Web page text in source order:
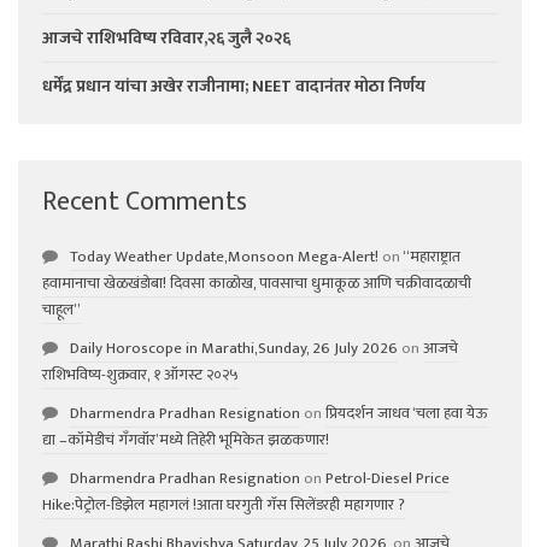
आजचे राशिभविष्य रविवार,२६ जुलै २०२६
धर्मेंद्र प्रधान यांचा अखेर राजीनामा; NEET वादानंतर मोठा निर्णय
Recent Comments
Today Weather Update,Monsoon Mega-Alert! on“महाराष्ट्रात
हवामानाचा खेळखंडोबा! दिवसा काळोख, पावसाचा धुमाकूळ आणि चक्रीवादळाची
चाहूल”
Daily Horoscope in Marathi,Sunday, 26 July 2026 onआजचे
राशिभविष्य-शुक्रवार, १ ऑगस्ट २०२५
Dharmendra Pradhan Resignation onप्रियदर्शन जाधव ‘चला हवा येऊ
द्या –कॉमेडीचं गॅंगवॉर’मध्ये तिहेरी भूमिकेत झळकणार!
Dharmendra Pradhan Resignation onPetrol-Diesel Price
Hike:पेट्रोल-डिझेल महागलं !आता घरगुती गॅस सिलेंडरही महागणार ?